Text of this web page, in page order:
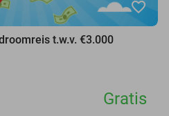
favorite_border
t.w.v. €3.000
Gratis